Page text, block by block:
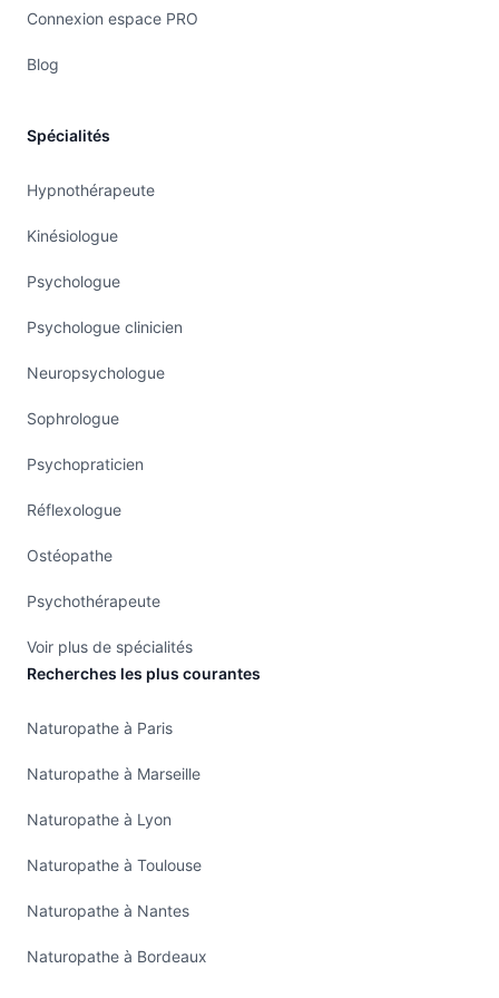
Connexion espace PRO
Blog
Spécialités
Hypnothérapeute
Kinésiologue
Psychologue
Psychologue clinicien
Neuropsychologue
Sophrologue
Psychopraticien
Réflexologue
Ostéopathe
Psychothérapeute
Voir plus de spécialités
Recherches les plus courantes
Naturopathe à Paris
Naturopathe à Marseille
Naturopathe à Lyon
Naturopathe à Toulouse
Naturopathe à Nantes
Naturopathe à Bordeaux